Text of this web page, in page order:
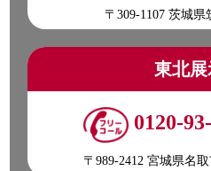
〒309-1107 茨城県
東北
0120-
〒989-2412 宮城県名